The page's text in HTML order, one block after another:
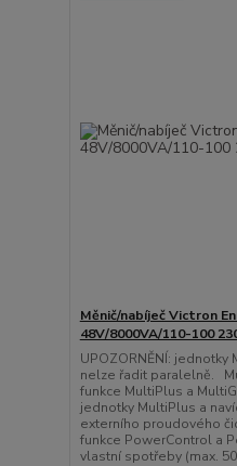
Měnič/nabíječ Victron
48V/8000VA/110-100
UPOZORNĚNÍ: jednotky
nelze řadit paralelně.
funkce MultiPlus a
jednotky MultiPlus a
externího proudového
funkce PowerControl a
vlastní spotřeby (max.